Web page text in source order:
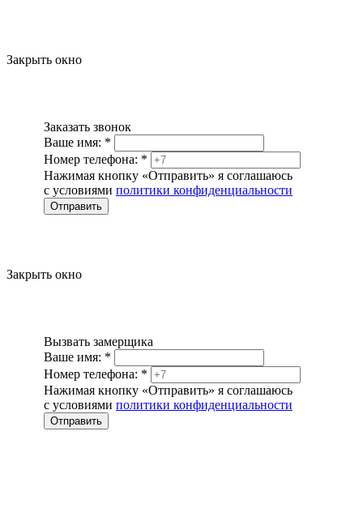
Закрыть окно
Заказать звонок
Ваше имя: *
Номер телефона: *
Нажимая кнопку «Отправить» я соглашаюсь
с условиями политики конфиденциальности
Отправить
Закрыть окно
Вызвать замерщика
Ваше имя: *
Номер телефона: *
Нажимая кнопку «Отправить» я соглашаюсь
с условиями политики конфиденциальности
Отправить